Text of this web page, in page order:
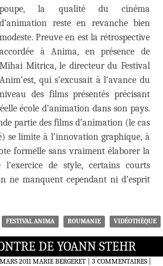
poupe, la qualité du cinéma
d’animation reste en revanche bien
modeste. Preuve en est la rétrospective
accordée à Anima, en présence de
Mihai Mitrica, le directeur du Festival
Anim’est, qui s’excusait à l’avance du
niveau des films présentés précisant
école d’animation dans son pays.
partie des films d’animation (le cas
se limite à l’innovation graphique, à
formelle sans vraiment élaborer la
de style, certains courts
ne manquent cependant ni d’esprit
FESTIVAL ANIMA ROUMANIE VIDÉOTHÈQUE
DE YOANN STEHR
2011 MARIE BERGERET 3 COMMENTAIRES|